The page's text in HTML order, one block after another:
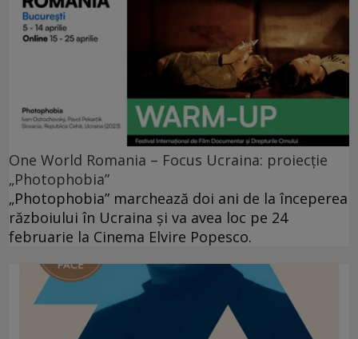
One World Romania – Focus Ucraina: proiecție
„Photophobia”
„Photophobia” marchează doi ani de la începerea
războiului în Ucraina și va avea loc pe 24
februarie la Cinema Elvire Popesco.